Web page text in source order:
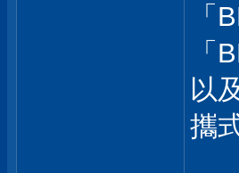
「
「
以
攜